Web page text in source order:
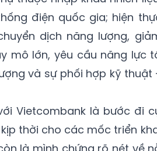
điện quốc gia; hiện
dịch năng lượng,
mô lớn, yêu cầu năng lực
và sự phối hợp kỹ thuật
Vietcombank là bước đi
thời cho các mốc triển